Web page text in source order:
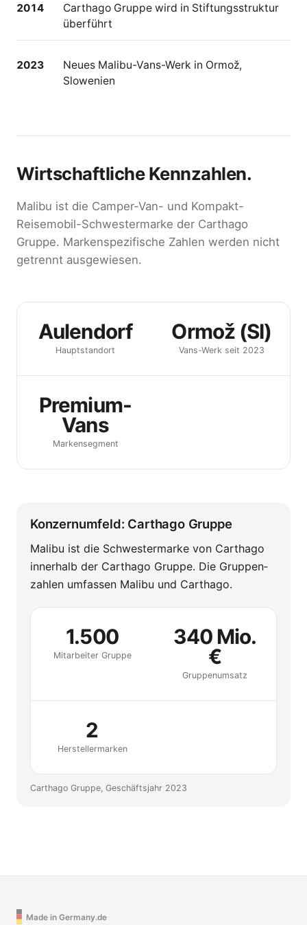
2014
Carthago Gruppe wird in Stiftungs­struktur
überführt
2023
Neues Malibu-Vans-Werk in Ormož,
Slowenien
Wirtschaftliche Kennzahlen.
Malibu ist die Camper-Van- und Kompakt-
Reisemobil-Schwester­marke der Carthago
Gruppe. Markenspezifische Zahlen werden nicht
getrennt ausgewiesen.
Aulendorf
Hauptstandort
Ormož (SI)
Vans-Werk seit 2023
Premium-
Vans
Marken­segment
Konzernumfeld: Carthago Gruppe
Malibu ist die Schwester­marke von Carthago
innerhalb der Carthago Gruppe. Die Gruppen­
zahlen umfassen Malibu und Carthago.
1.500
Mitarbeiter Gruppe
340 Mio.
€
Gruppenumsatz
2
Hersteller­marken
Carthago Gruppe, Geschäftsjahr 2023
Made in Germany.de